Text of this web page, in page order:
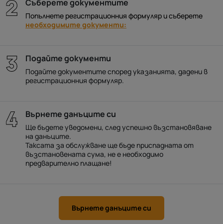
Съберете документите
Попълнете регистрационния формуляр и съберете
необходимите документи:
Подайте документи
Подайте документите според указанията, дадени в
регистрационния формуляр.
Върнете данъците си
Ще бъдете уведомени, след успешно възстановяване
на данъците.
Таксата за обслужване ще бъде приспадната от
възстановената сума, не е необходимо
предварително плащане!
Върнете данъците си